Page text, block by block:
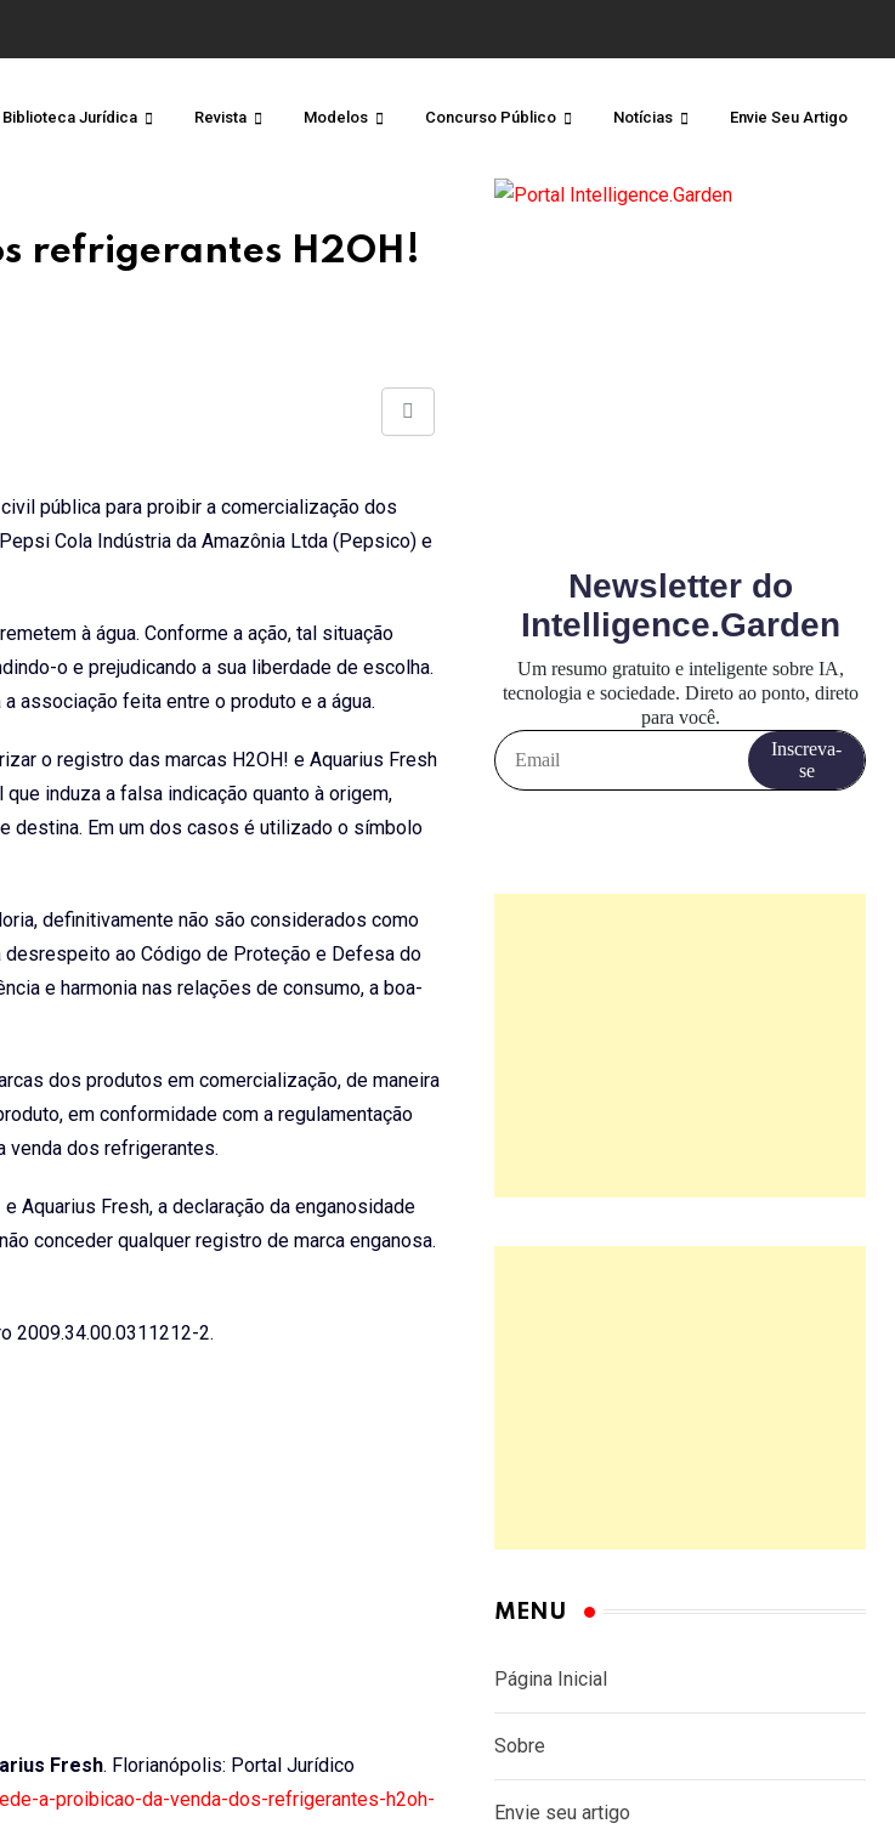
Biblioteca Jurídica Revista Modelos Concurso Público Notícias Envie Seu Artigo
refrigerantes H2OH!
Share
pública para proibir a comercialização dos
Cola Indústria da Amazônia Ltda (Pepsico) e
à água. Conforme a ação, tal situação
o e prejudicando a sua liberdade de escolha.
associação feita entre o produto e a água.
o registro das marcas H2OH! e Aquarius Fresh
induza a falsa indicação quanto à origem,
destina. Em um dos casos é utilizado o símbolo
definitivamente não são considerados como
desrespeito ao Código de Proteção e Defesa do
e harmonia nas relações de consumo, a boa-
dos produtos em comercialização, de maneira
em conformidade com a regulamentação
venda dos refrigerantes.
Aquarius Fresh, a declaração da enganosidade
conceder qualquer registro de marca enganosa.
2009.34.00.0311212-2.
Fresh. Florianópolis: Portal Jurídico
a-proibicao-da-venda-dos-refrigerantes-h2oh-
MENU
Página Inicial
Sobre
Envie seu artigo